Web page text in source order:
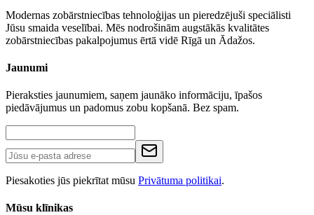
Modernas zobārstniecības tehnoloģijas un pieredzējuši speciālisti
Jūsu smaida veselībai. Mēs nodrošinām augstākās kvalitātes
zobārstniecības pakalpojumus ērtā vidē Rīgā un Ādažos.
Jaunumi
Pieraksties jaunumiem, saņem jaunāko informāciju, īpašos
piedāvājumus un padomus zobu kopšanā. Bez spam.
Piesakoties jūs piekrītat mūsu Privātuma politikai.
Mūsu klīnikas